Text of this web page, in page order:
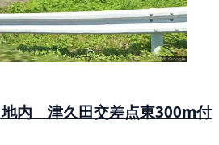
地内 津久田交差点東300m付